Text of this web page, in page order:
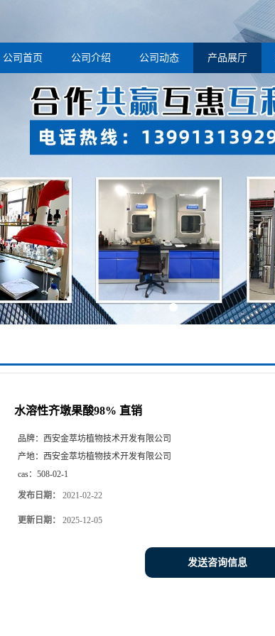
公司首页 公司介绍 公司动态 产品展厅
水溶性齐墩果酸98% 直销
品牌： 西安金萃坊植物技术开发有限公司
产地： 西安金萃坊植物技术开发有限公司
cas： 508-02-1
发布日期： 2021-02-22
更新日期： 2025-12-05
发送咨询信息